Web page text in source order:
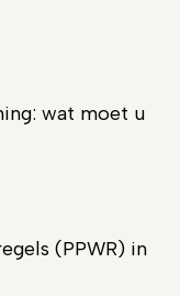
wat moet u
(PPWR) in